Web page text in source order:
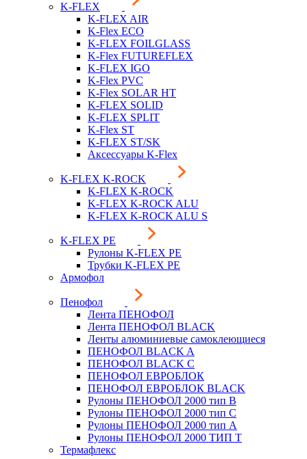
K-FLEX
K-FLEX AIR
K-Flex ECO
K-FLEX FOILGLASS
K-Flex FUTUREFLEX
K-FLEX IGO
K-Flex PVC
K-Flex SOLAR HT
K-FLEX SOLID
K-FLEX SPLIT
K-Flex ST
K-FLEX ST/SK
Аксессуары K-Flex
K-FLEX K-ROCK
K-FLEX K-ROCK
K-FLEX K-ROCK ALU
K-FLEX K-ROCK ALU S
K-FLEX PE
Рулоны K-FLEX PE
Трубки K-FLEX PE
Армофол
Пенофол
Лента ПЕНОФОЛ
Лента ПЕНОФОЛ BLACK
Ленты алюминиевые самоклеющиеся
ПЕНОФОЛ BLACK A
ПЕНОФОЛ BLACK С
ПЕНОФОЛ ЕВРОБЛОК
ПЕНОФОЛ ЕВРОБЛОК BLACK
Рулоны ПЕНОФОЛ 2000 тип B
Рулоны ПЕНОФОЛ 2000 тип C
Рулоны ПЕНОФОЛ 2000 тип А
Рулоны ПЕНОФОЛ 2000 ТИП Т
Термафлекс